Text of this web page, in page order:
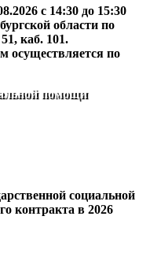
с 14:30 до 15:30
области по
каб. 101.
осуществляется по
помощи
социальной
контракта в 2026